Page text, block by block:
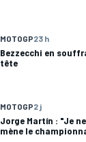
MOTOGP23 h
Bezzecchi en
tête
MOTOGP2 j
Jorge Martín : "Je
mène le